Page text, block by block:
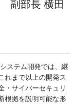
部長 横田
ステム開発では、継
れまで以上の開発ス
・サイバーセキュリ
根拠を説明可能な形